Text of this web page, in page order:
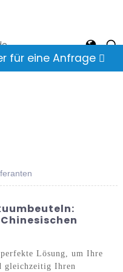
für eine Anfrage
Lösung, um Ihre
gleichzeitig Ihren